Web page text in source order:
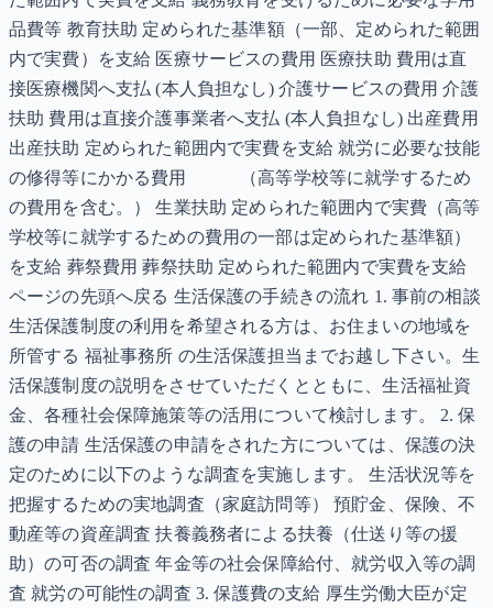
品費等 教育扶助 定められた基準額（一部、定められた範囲
内で実費）を支給 医療サービスの費用 医療扶助 費用は直
接医療機関へ支払 (本人負担なし) 介護サービスの費用 介護
扶助 費用は直接介護事業者へ支払 (本人負担なし) 出産費用
出産扶助 定められた範囲内で実費を支給 就労に必要な技能
の修得等にかかる費用 （高等学校等に就学するため
の費用を含む。） 生業扶助 定められた範囲内で実費（高等
学校等に就学するための費用の一部は定められた基準額）
を支給 葬祭費用 葬祭扶助 定められた範囲内で実費を支給
ページの先頭へ戻る 生活保護の手続きの流れ 1. 事前の相談
生活保護制度の利用を希望される方は、お住まいの地域を
所管する 福祉事務所 の生活保護担当までお越し下さい。生
活保護制度の説明をさせていただくとともに、生活福祉資
金、各種社会保障施策等の活用について検討します。 2. 保
護の申請 生活保護の申請をされた方については、保護の決
定のために以下のような調査を実施します。 生活状況等を
把握するための実地調査（家庭訪問等） 預貯金、保険、不
動産等の資産調査 扶養義務者による扶養（仕送り等の援
助）の可否の調査 年金等の社会保障給付、就労収入等の調
査 就労の可能性の調査 3. 保護費の支給 厚生労働大臣が定